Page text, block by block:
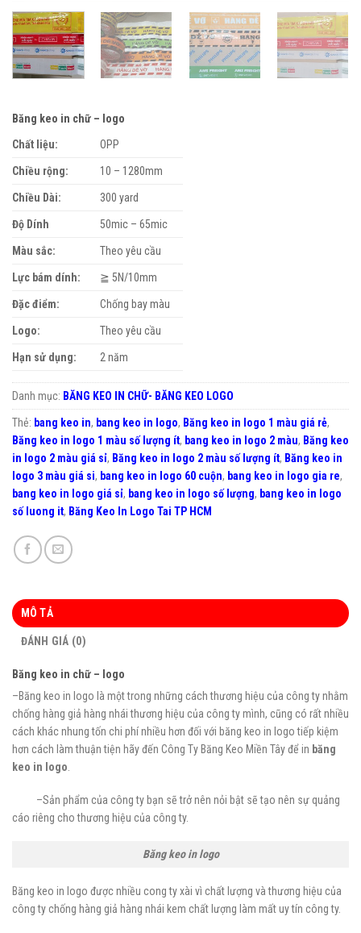
Băng keo in chữ – logo
Chất liệu:
OPP
Chiều rộng: 10 – 1280mm
Chiều Dài: 300 yard
Độ Dính 50mic – 65mic
Màu sắc: Theo yêu cầu
Lực bám dính: ≧ 5N/10mm
Đặc điểm: Chống bay màu
Logo: Theo yêu cầu
Hạn sử dụng: 2 năm
Danh mục: BĂNG KEO IN CHỮ- BĂNG KEO LOGO
Thẻ: bang keo in, bang keo in logo, Băng keo in logo 1 màu giá rẻ,
Băng keo in logo 1 màu số lượng ít, bang keo in logo 2 màu, Băng keo
in logo 2 màu giá sỉ, Băng keo in logo 2 màu số lượng ít, Băng keo in
logo 3 màu giá si, bang keo in logo 60 cuộn, bang keo in logo gia re,
bang keo in logo giá sỉ, bang keo in logo số lượng, bang keo in logo
số luong it, Băng Keo In Logo Tai TP HCM
MÔ TẢ
ĐÁNH GIÁ (0)
Băng keo in chữ – logo
–Băng keo in logo là một trong những cách thương hiệu của công ty nhằm
chống hàng giả hàng nhái thương hiệu của công ty mình, cũng có rất nhiều
cách khác nhung tốn chi phí nhiều hơn đối với băng keo in logo tiếp kiệm
hơn cách làm thuận tiện hãy đến Công Ty Băng Keo Miền Tây để in băng
keo in logo.
–Sản phẩm của công ty bạn sẽ trở nên nỏi bật sẽ tạo nên sự quảng
cáo riêng cho thương hiệu của công ty.
Băng keo in logo
Băng keo in logo được nhiều cong ty xài vì chất lượng và thương hiệu của
công ty chống hàng giả hàng nhái kem chất lượng làm mất uy tín công ty.